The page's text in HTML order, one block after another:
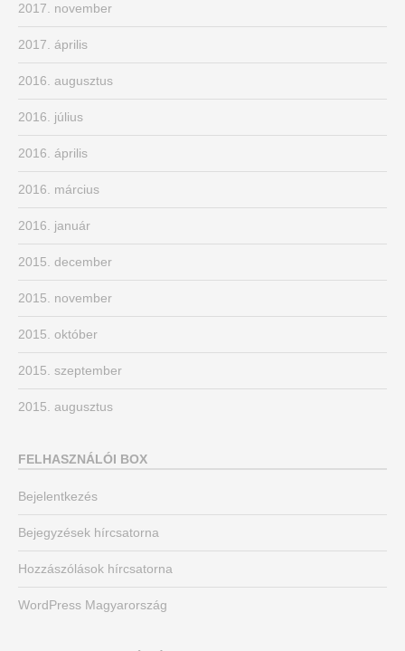
2017. november
2017. április
2016. augusztus
2016. július
2016. április
2016. március
2016. január
2015. december
2015. november
2015. október
2015. szeptember
2015. augusztus
FELHASZNÁLÓI BOX
Bejelentkezés
Bejegyzések hírcsatorna
Hozzászólások hírcsatorna
WordPress Magyarország